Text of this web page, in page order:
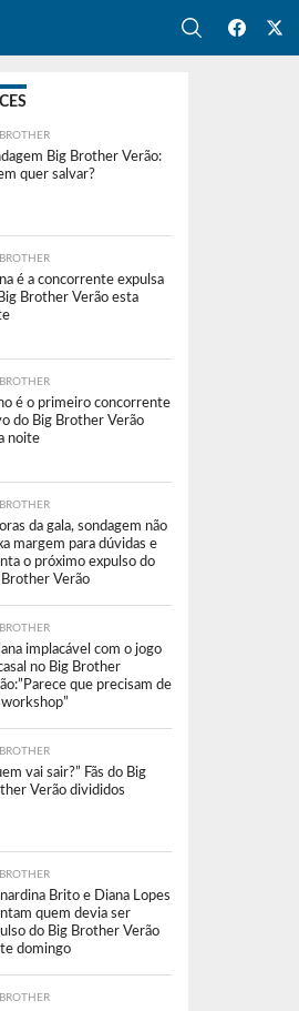
Big Brother Verão:
quer salvar?
é a concorrente expulsa
Brother Verão esta
é o primeiro concorrente
do Big Brother Verão
noite
da gala, sondagem não
margem para dúvidas e
o próximo expulso do
Brother Verão
implacável com o jogo
no Big Brother
que precisam de
vai sair?” Fãs do Big
Verão divididos
Brito e Diana Lopes
quem devia ser
do Big Brother Verão
domingo